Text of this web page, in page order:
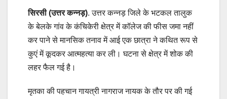
सिरसी (उत्तर कन्नड़). उत्तर कन्नड़ जिले के भटकल तालुक
के बेलके गांव के कंचिकेरी क्षेत्र में कॉलेज की फीस जमा नहीं
कर पाने से मानसिक तनाव में आई एक छात्रा ने कथित रूप से
कुएं में कूदकर आत्महत्या कर ली। घटना से क्षेत्र में शोक की
लहर फैल गई है।
मृतका की पहचान गायत्री नागराज नायक के तौर पर की गई